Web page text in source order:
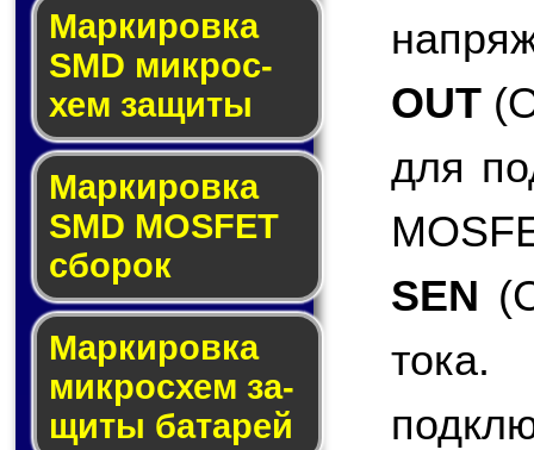
Мар­ки­ров­ка
SMD мик­рос­
хем защиты
Мар­ки­ров­ка
SMD MOSFET
сбо­рок
Мар­ки­ров­ка
мик­ро­схем за­
щи­ты ба­та­рей
OUT
для
SEN
тока.